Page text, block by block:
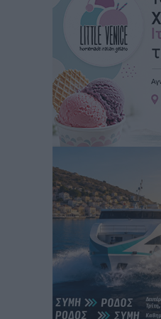
Iατρικός Σύλλογος Ροδου
Στρατηγικές Προτάσεις
Δημόσιας Υγείας στη
Νοσοκομεία της Γ΄ Ζώνης
Τοπικές Ειδήσεις πριν 14 ώρες
Πάνθηρες: Ξεκίνησαν
“πτήση” τους
Αθλητικά πριν 15 ώρες
Άρης Αρχαγγέλου: Στο
Θωμά
Αθλητικά• πριν 15 ώρες
Φοίβος: Η μεγάλη
πριν 15 ώρες
Κλεάνθης: Έτοιμες οι